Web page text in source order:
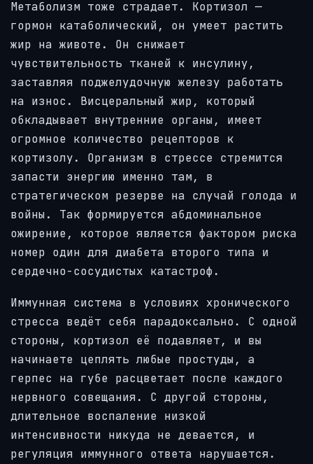
Метаболизм тоже страдает. Кортизол —
гормон катаболический, он умеет растить
жир на животе. Он снижает
чувствительность тканей к инсулину,
заставляя поджелудочную железу работать
на износ. Висцеральный жир, который
обкладывает внутренние органы, имеет
огромное количество рецепторов к
кортизолу. Организм в стрессе стремится
запасти энергию именно там, в
стратегическом резерве на случай голода и
войны. Так формируется абдоминальное
ожирение, которое является фактором риска
номер один для диабета второго типа и
сердечно-сосудистых катастроф.
Иммунная система в условиях хронического
стресса ведёт себя парадоксально. С одной
стороны, кортизол её подавляет, и вы
начинаете цеплять любые простуды, а
герпес на губе расцветает после каждого
нервного совещания. С другой стороны,
длительное воспаление низкой
интенсивности никуда не девается, и
регуляция иммунного ответа нарушается.